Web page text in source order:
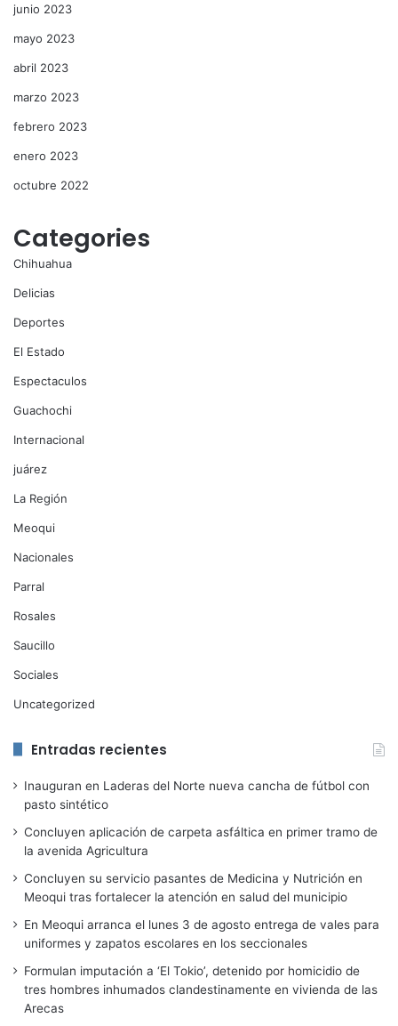
junio 2023
mayo 2023
abril 2023
marzo 2023
febrero 2023
enero 2023
octubre 2022
Categories
Chihuahua
Delicias
Deportes
El Estado
Espectaculos
Guachochi
Internacional
juárez
La Región
Meoqui
Nacionales
Parral
Rosales
Saucillo
Sociales
Uncategorized
Entradas recientes
Inauguran en Laderas del Norte nueva cancha de fútbol con
pasto sintético
Concluyen aplicación de carpeta asfáltica en primer tramo de
la avenida Agricultura
Concluyen su servicio pasantes de Medicina y Nutrición en
Meoqui tras fortalecer la atención en salud del municipio
En Meoqui arranca el lunes 3 de agosto entrega de vales para
uniformes y zapatos escolares en los seccionales
Formulan imputación a ‘El Tokio’, detenido por homicidio de
tres hombres inhumados clandestinamente en vivienda de las
Arecas